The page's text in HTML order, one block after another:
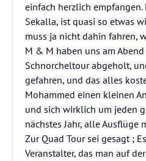
einfach herzlich empfangen.
Sekalla, ist quasi so etwas
muss ja nicht dahin fahren,
M & M haben uns am
Schnorcheltour abgeholt,
gefahren, und das alles
Mohammed einen kleinen
und sich wirklich um jeden
nächstes Jahr, alle Ausflüge
Zur Quad Tour sei gesagt ;
Veranstalter, das man auf